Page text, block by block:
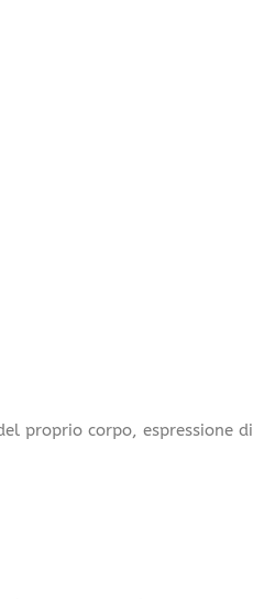
proprio corpo, espressione di